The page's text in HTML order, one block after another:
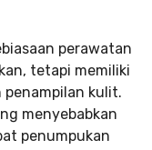
perawatan
tetapi memiliki
kulit.
menyebabkan
penumpukan